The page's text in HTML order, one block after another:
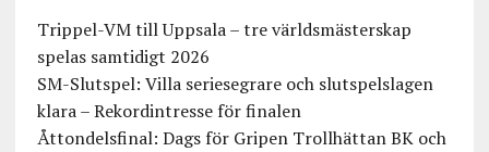
Trippel-VM till Uppsala – tre världsmästerskap
spelas samtidigt 2026
SM-Slutspel: Villa seriesegrare och slutspelslagen
klara – Rekordintresse för finalen
Åttondelsfinal: Dags för Gripen Trollhättan BK och